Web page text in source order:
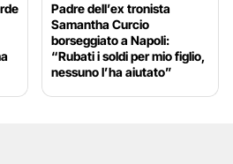
Padre dell’ex tronista
Samantha Curcio
borseggiato a Napoli:
“Rubati i soldi per mio figlio,
nessuno l’ha aiutato”